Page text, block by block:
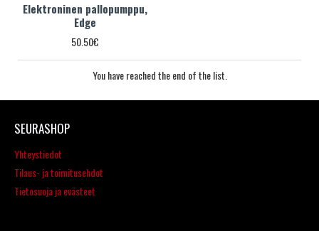
Elektroninen pallopumppu,
Edge
50.50€
You have reached the end of the list.
SEURASHOP
Yhteystiedot
Tilaus- ja toimitusehdot
Tietosuoja ja evästeet